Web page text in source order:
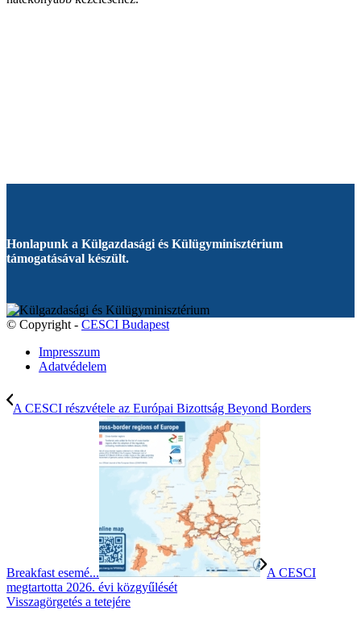
Honlapunk a Külgazdasági és Külügyminisztérium
támogatásával készült.
© Copyright - CESCI Budapest
Impresszum
Adatvédelem
A CESCI részvétele az Európai Bizottság Beyond Borders
Breakfast esemé...
A CESCI
megtartotta 2026. évi közgyűlését
Visszagörgetés a tetejére